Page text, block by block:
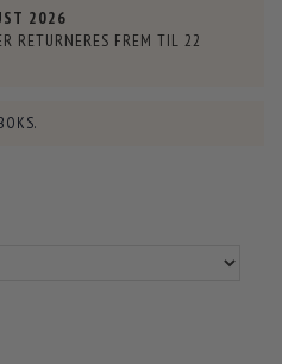
2026
RETURNERES FREM TIL 22